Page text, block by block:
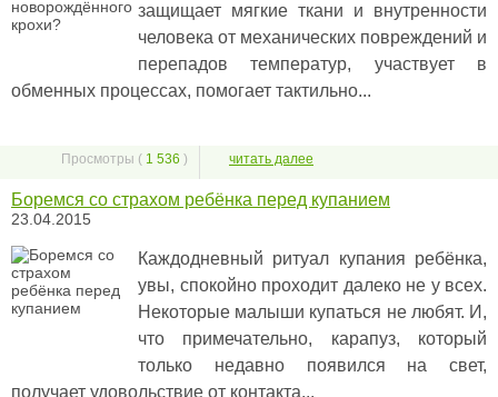
защищает мягкие ткани и внутренности
человека от механических повреждений и
перепадов температур, участвует в
обменных процессах, помогает тактильно...
Просмотры ( 1 536 ) читать далее
Боремся со страхом ребёнка перед купанием
23.04.2015
Каждодневный ритуал купания ребёнка,
увы, спокойно проходит далеко не у всех.
Некоторые малыши купаться не любят. И,
что примечательно, карапуз, который
только недавно появился на свет,
получает удовольствие от контакта...